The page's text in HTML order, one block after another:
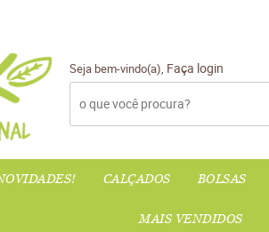
Seja bem-vindo(a), Faça login
CALÇADOS BOLSAS
MAIS VENDIDOS